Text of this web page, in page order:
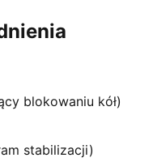
blokowaniu kół)
stabilizacji)